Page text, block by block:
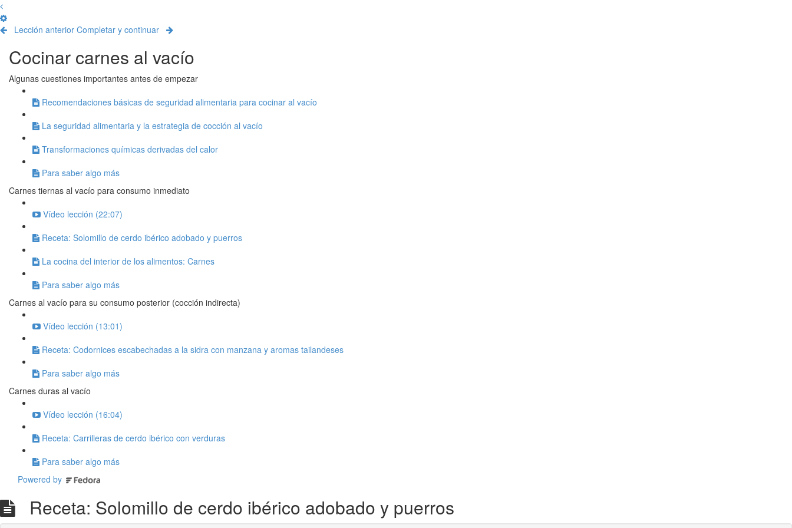
Lección anterior Completar y continuar
Cocinar carnes al vacío
Algunas cuestiones importantes antes de empezar
Recomendaciones básicas de seguridad alimentaria para cocinar al vacío
La seguridad alimentaria y la estrategia de cocción al vacío
Transformaciones químicas derivadas del calor
Para saber algo más
Carnes tiernas al vacío para consumo inmediato
Vídeo lección (22:07)
Receta: Solomillo de cerdo ibérico adobado y puerros
La cocina del interior de los alimentos: Carnes
Para saber algo más
Carnes al vacío para su consumo posterior (cocción indirecta)
Vídeo lección (13:01)
Receta: Codornices escabechadas a la sidra con manzana y aromas tailandeses
Para saber algo más
Carnes duras al vacío
Vídeo lección (16:04)
Receta: Carrilleras de cerdo ibérico con verduras
Para saber algo más
Powered by
Receta: Solomillo de cerdo ibérico adobado y puerros